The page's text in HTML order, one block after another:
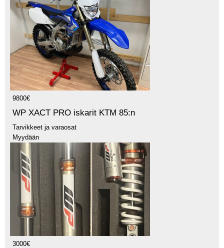
9800€
WP XACT PRO iskarit KTM 85:n
Tarvikkeet ja varaosat
Myydään
3000€